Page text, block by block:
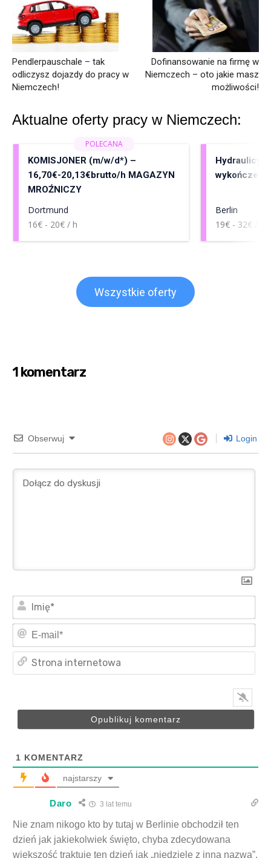
Pendlerpauschale – tak
odliczysz dojazdy do pracy w
Niemczech!
Dofinansowanie na firmę w
Niemczech – oto jakie masz
możliwości!
Aktualne oferty pracy w Niemczech:
KOMISJONER (m/w/d*) –
16,70€-20,13€brutto/h MAGAZYN
MROŹNICZY
Dortmund
16€ - 20€ / h
Hydraulicy,
Berlin
19€ - 32€ / h
Wszystkie oferty
1 komentarz
Obserwuj Login
E-
1 KOMENTARZ
najstarszy
Daro 3 lat temu
Nie znam nikogo kto by tutaj w Berlinie obchodził ten
dzień jak jakiekolwiek święto, chyba zdecydowana
większość traktuje ten dzień jak „niedziele z inna nazwą”.